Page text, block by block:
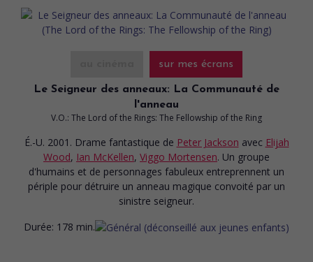
sur mes écrans
Le Seigneur des anneaux: La Communauté de
l'anneau
V.O.: The Lord of the Rings: The Fellowship of the Ring
É.-U. 2001. Drame fantastique de Peter Jackson avec Elijah
Wood, Ian McKellen, Viggo Mortensen. Un groupe
d'humains et de personnages fabuleux entreprennent un
périple pour détruire un anneau magique convoité par un
sinistre seigneur.
Durée: 178 min.